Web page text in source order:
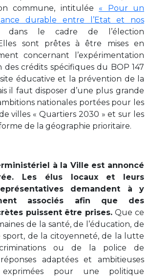
commune, intitulée « Pour un
durable entre l’Etat et nos
dans le cadre de l’élection
sont prêtes à être mises en
concernant l’expérimentation
crédits spécifiques du BOP 147
éducative et la prévention de la
il faut disposer d’une plus grande
nationales portées pour les
villes « Quartiers 2030 » et sur les
de la géographie prioritaire.
à la Ville est annoncé
Les élus locaux et leurs
demandent à y
associés afin que des
puissent être prises. Que ce
de la santé, de l’éducation, de
sport, de la citoyenneté, de la lutte
ou de la police de
adaptées et ambitieuses
pour une politique